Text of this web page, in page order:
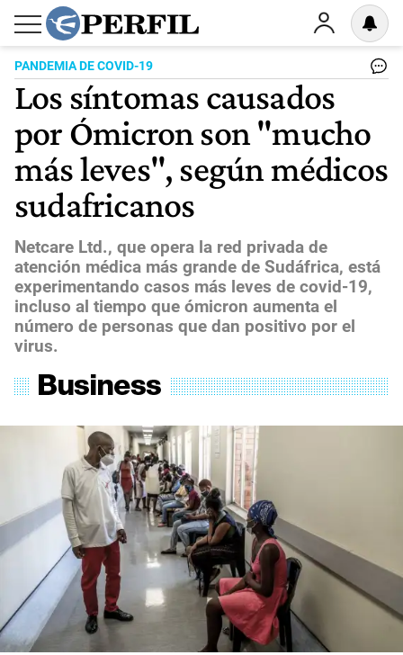
PANDEMIA DE COVID-19
Los síntomas causados
por Ómicron son "mucho
más leves", según médicos
sudafricanos
Netcare Ltd., que opera la red privada de
atención médica más grande de Sudáfrica, está
experimentando casos más leves de covid-19,
incluso al tiempo que ómicron aumenta el
número de personas que dan positivo por el
virus.